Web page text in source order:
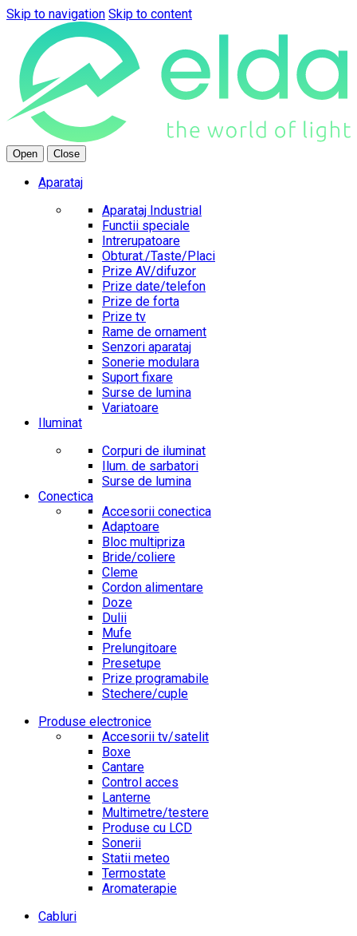
Skip to navigation Skip to content
Open Close
Aparataj
Aparataj Industrial
Functii speciale
Intrerupatoare
Obturat./Taste/Placi
Prize AV/difuzor
Prize date/telefon
Prize de forta
Prize tv
Rame de ornament
Senzori aparataj
Sonerie modulara
Suport fixare
Surse de lumina
Variatoare
Iluminat
Corpuri de iluminat
Ilum. de sarbatori
Surse de lumina
Conectica
Accesorii conectica
Adaptoare
Bloc multipriza
Bride/coliere
Cleme
Cordon alimentare
Doze
Dulii
Mufe
Prelungitoare
Presetupe
Prize programabile
Stechere/cuple
Produse electronice
Accesorii tv/satelit
Boxe
Cantare
Control acces
Lanterne
Multimetre/testere
Produse cu LCD
Sonerii
Statii meteo
Termostate
Aromaterapie
Cabluri